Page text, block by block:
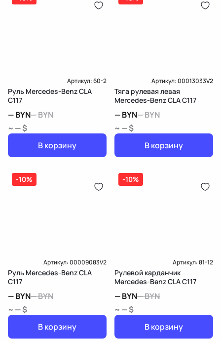
Карта рассрочки онлайн
Артикул:60-2
Руль Mercedes-Benz CLA
C117
—BYN—BYN
~ — $
В корзину
Артикул:00013033V2
Тяга рулевая левая
Mercedes-Benz CLA C117
—BYN—BYN
~ — $
В корзину
-10%
Артикул:00009083V2
Руль Mercedes-Benz CLA
C117
—BYN—BYN
~ — $
В корзину
-10%
Артикул:81-12
Рулевой карданчик
Mercedes-Benz CLA C117
—BYN—BYN
~ — $
В корзину